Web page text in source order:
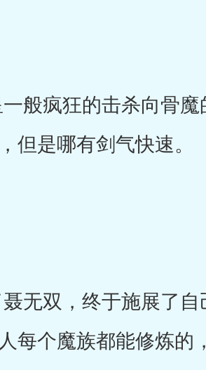
疯狂的击杀向骨魔
是哪有剑气快速。
双，终于施展了自
每个魔族都能修炼的